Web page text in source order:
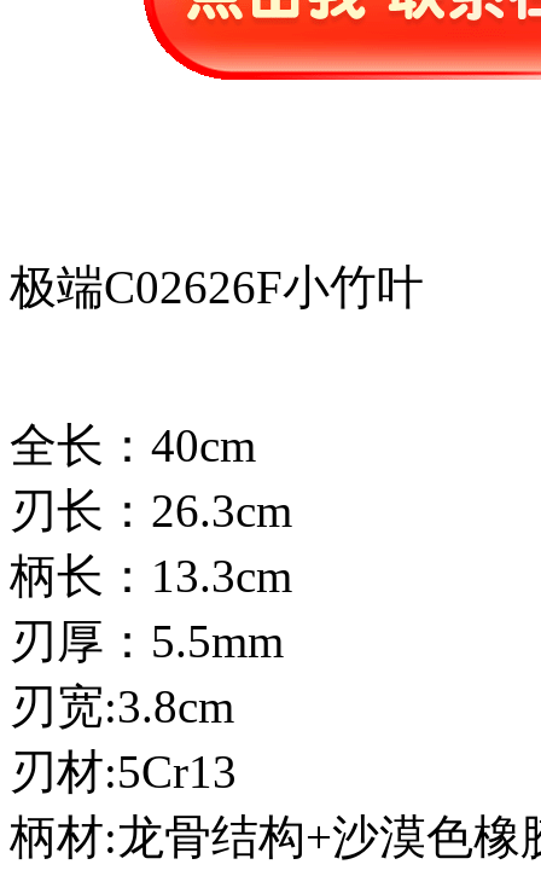
极端C02626F小竹叶
全长：40cm
刃长：26.3cm
柄长：13.3cm
刃厚：5.5mm
刃宽:3.8cm
刃材:5Cr13
柄材:龙骨结构+沙漠色橡